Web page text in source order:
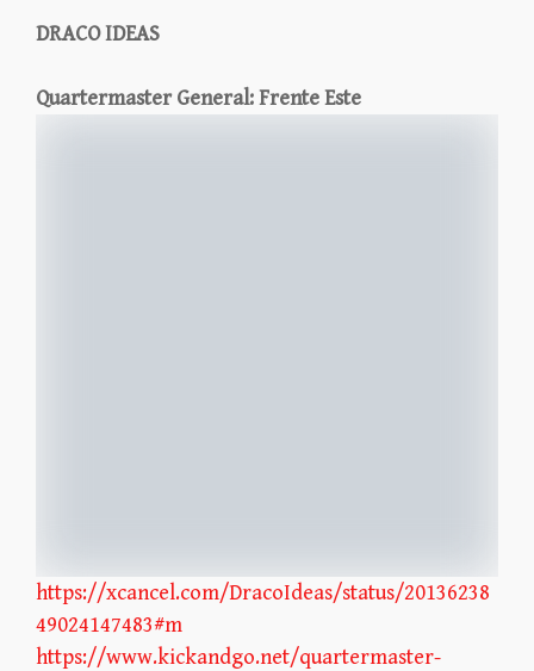
DRACO IDEAS
Quartermaster General: Frente Este
https://xcancel.com/DracoIdeas/status/20136238
49024147483#m
https://www.kickandgo.net/quartermaster-